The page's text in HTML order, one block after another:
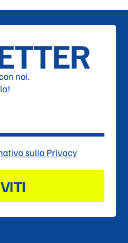
noi.
sulla Privacy